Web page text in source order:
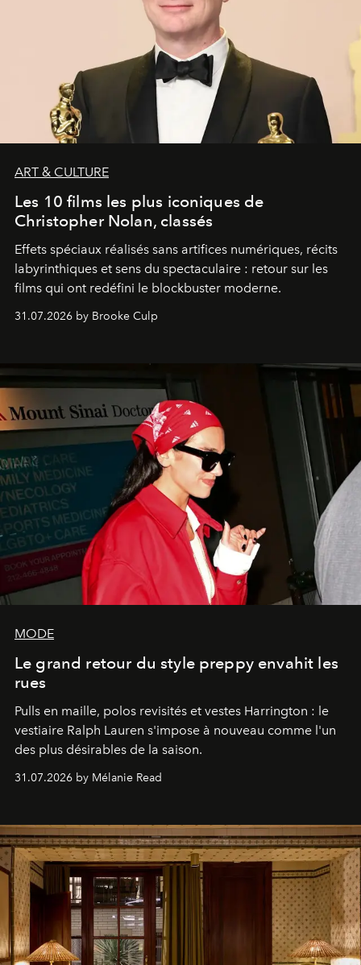
ART & CULTURE
Les 10 films les plus iconiques de
Christopher Nolan, classés
Effets spéciaux réalisés sans artifices numériques, récits
labyrinthiques et sens du spectaculaire : retour sur les
films qui ont redéfini le blockbuster moderne.
31.07.2026 by Brooke Culp
MODE
Le grand retour du style preppy envahit les
rues
Pulls en maille, polos revisités et vestes Harrington : le
vestiaire Ralph Lauren s'impose à nouveau comme l'un
des plus désirables de la saison.
31.07.2026 by Mélanie Read